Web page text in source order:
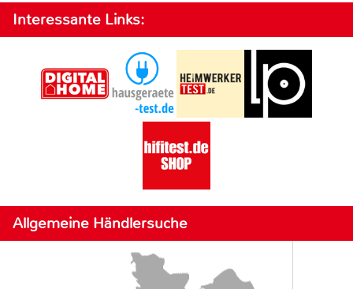
Interessante Links:
Allgemeine Händlersuche